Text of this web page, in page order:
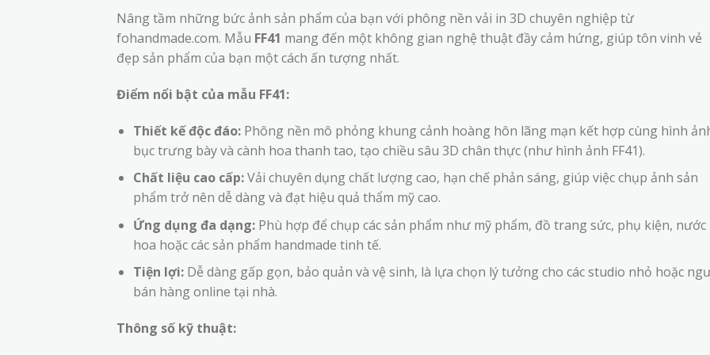
Nâng tầm những bức ảnh sản phẩm của bạn với phông nền vải in 3D chuyên nghiệp từ
fohandmade.com. Mẫu FF41 mang đến một không gian nghệ thuật đầy cảm hứng, giúp tôn vinh vẻ
đẹp sản phẩm của bạn một cách ấn tượng nhất.
Điểm nổi bật của mẫu FF41:
Thiết kế độc đáo:Phông nền mô phỏng khung cảnh hoàng hôn lãng mạn kết hợp cùng hình
bục trưng bày và cành hoa thanh tao, tạo chiều sâu 3D chân thực (như hình ảnh FF41).
Chất liệu cao cấp:Vải chuyên dụng chất lượng cao, hạn chế phản sáng, giúp việc chụp ảnh sản
phẩm trở nên dễ dàng và đạt hiệu quả thẩm mỹ cao.
Ứng dụng đa dạng:Phù hợp để chụp các sản phẩm như mỹ phẩm, đồ trang sức, phụ kiện, nước
hoa hoặc các sản phẩm handmade tinh tế.
Tiện lợi:Dễ dàng gấp gọn, bảo quản và vệ sinh, là lựa chọn lý tưởng cho các studio nhỏ hoặc
bán hàng online tại nhà.
Thông số kỹ thuật: